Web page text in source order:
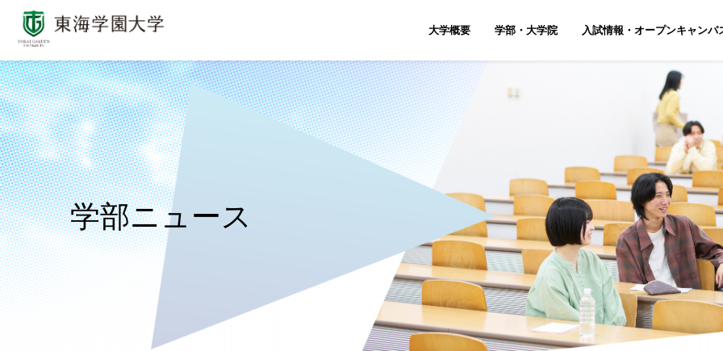
大学概要 学部・大学院 入試情報・オープンキャンパ
学部ニュース